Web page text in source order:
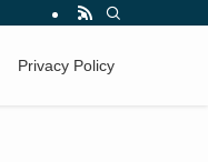
Privacy Policy